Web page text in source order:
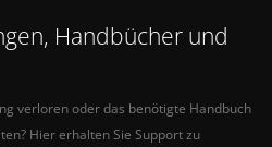
Handbücher und
verloren oder das benötigte Handbuch
Hier erhalten Sie Support zu